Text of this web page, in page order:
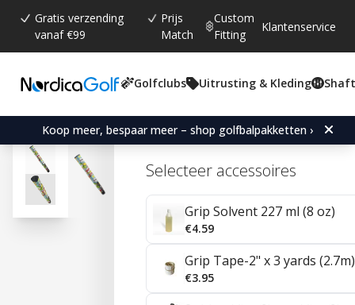
Gratis verzending
vanaf €99
Prijs
Match
Custom
Fitting
Klantenservice
Golfclubs Uitrusting & Kleding
Koop meer, bespaar meer – shop golfbalpakketten ›
Gemiddelde beoordeling:
4.7 (aantal stemmen:
150)
Sweet Rollz WTF?
Selecteer accessoires
Grip Solvent 227 ml (8 oz)
€4.59
Grip Tape-2" x 3 yards (2.7m)
€3.95